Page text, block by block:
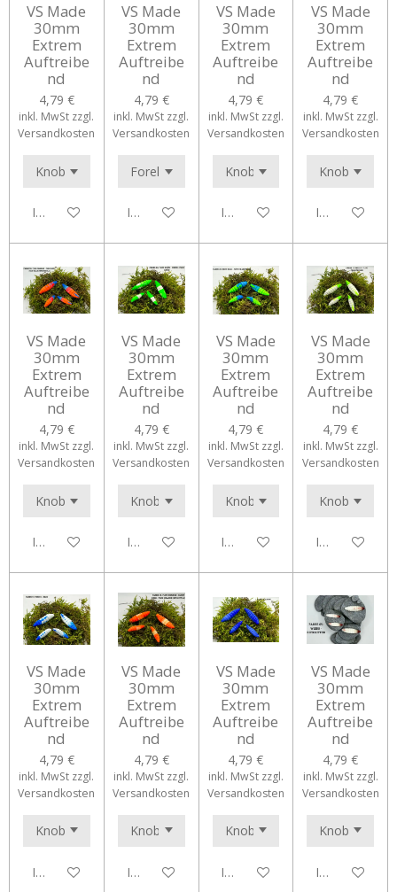
VS Made
30mm
Extrem
Auftreibe
nd
4,79 €
inkl. MwSt zzgl.
Versandkosten
In den Warenkorb
VS Made
30mm
Extrem
Auftreibe
nd
4,79 €
inkl. MwSt zzgl.
Versandkosten
In den Warenkorb
VS Made
30mm
Extrem
Auftreibe
nd
4,79 €
inkl. MwSt zzgl.
Versandkosten
In den Warenkorb
VS Made
30mm
Extrem
Auftreibe
nd
4,79 €
inkl. MwSt zzgl.
Versandkosten
In den
VS Made
30mm
Extrem
Auftreibe
nd
4,79 €
inkl. MwSt zzgl.
Versandkosten
In den Warenkorb
VS Made
30mm
Extrem
Auftreibe
nd
4,79 €
inkl. MwSt zzgl.
Versandkosten
In den Warenkorb
VS Made
30mm
Extrem
Auftreibe
nd
4,79 €
inkl. MwSt zzgl.
Versandkosten
In den Warenkorb
VS Made
30mm
Extrem
Auftreibe
nd
4,79 €
inkl. MwSt zzgl.
Versandkosten
In den
VS Made
30mm
Extrem
Auftreibe
nd
4,79 €
inkl. MwSt zzgl.
Versandkosten
In den Warenkorb
VS Made
30mm
Extrem
Auftreibe
nd
4,79 €
inkl. MwSt zzgl.
Versandkosten
In den Warenkorb
VS Made
30mm
Extrem
Auftreibe
nd
4,79 €
inkl. MwSt zzgl.
Versandkosten
In den Warenkorb
VS Made
30mm
Extrem
Auftreibe
nd
4,79 €
inkl. MwSt zzgl.
Versandkosten
In den